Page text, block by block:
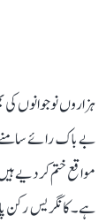
ہزاروں نوجوانوں
بے باک رائے
مواقع ختم کر دیے
ہے۔ کانگریس رکن